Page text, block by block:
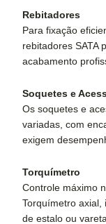
Rebitadores
Para fixação
rebitadores SATA
acabamento
Soquetes e
Os soquetes e
variadas, com
exigem
Torquímetro
Controle máximo
Torquímetro axial,
de estalo ou